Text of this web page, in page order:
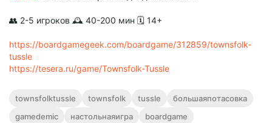
👥 2-5 игроков 🕰 40-200 мин 🗓️ 14+
https://boardgamegeek.com/boardgame/312859/townsfolk-
tussle
https://tesera.ru/game/Townsfolk-Tussle
townsfolktussle townsfolk tussle
большаяпотасовка
gamedemic
настольнаяигра
boardgame